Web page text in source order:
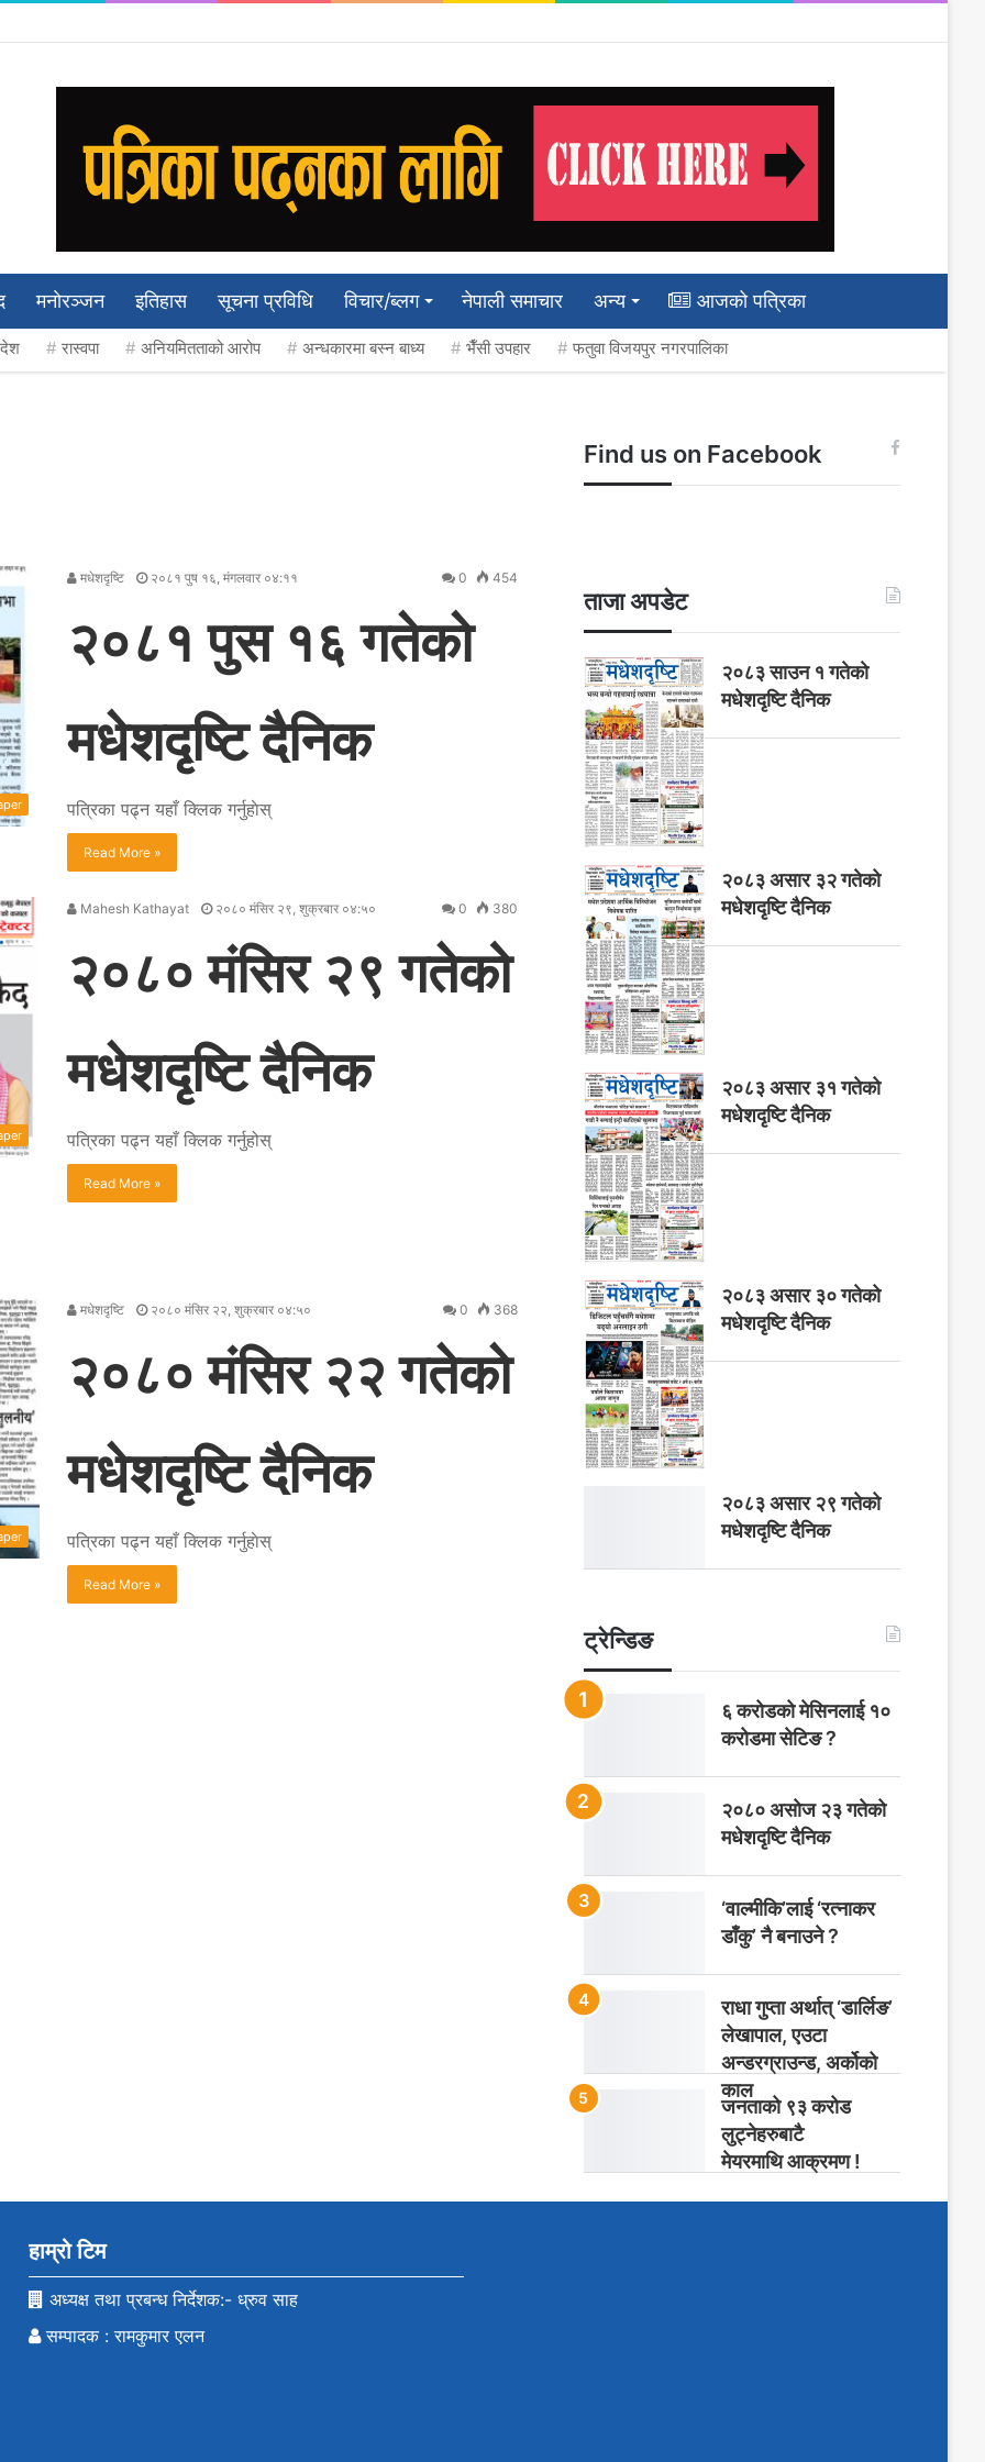
मनाेरञ्जन इतिहास सूचना प्रविधि विचार/ब्लग नेपाली समाचार अन्य आजको पत्रिका
रास्वपा अनियमितताको आरोप अन्धकारमा बस्न बाध्य भैँसी उपहार फतुवा विजयपुर नगरपालिका
मधेशदृष्टि २०८१ पुष १६, मंगलवार ०४:११ 0 454
२०८१ पुस १६ गतेकाे
मधेशदृष्टि दैनिक
पत्रिका पढ्न यहाँ क्लिक गर्नुहाेस्
Read More »
Mahesh Kathayat २०८० मंसिर २९, शुक्रबार ०४:५० 0 380
२०८० मंसिर २९ गतेको
मधेशदृष्टि दैनिक
पत्रिका पढ्न यहाँ क्लिक गर्नुहोस्
Read More »
मधेशदृष्टि २०८० मंसिर २२, शुक्रबार ०४:५० 0 368
२०८० मंसिर २२ गतेकाे
मधेशदृष्टि दैनिक
पत्रिका पढ्न यहाँ क्लिक गर्नुहाेस्
Read More »
Find us on Facebook
ताजा अपडेट
२०८३ साउन १ गतेकाे
मधेशदृष्टि दैनिक
२०८३ असार ३२ गतेको
मधेशदृष्टि दैनिक
२०८३ असार ३१ गतेको
मधेशदृष्टि दैनिक
२०८३ असार ३० गतेको
मधेशदृष्टि दैनिक
२०८३ असार २९ गतेको
मधेशदृष्टि दैनिक
ट्रेन्डिङ
६ करोडको मेसिनलाई १०
करोडमा सेटिङ ?
२०८० असोज २३ गतेको
मधेशदृष्टि दैनिक
‘वाल्मीकि’लाई ‘रत्नाकर
डाँकु’ नै बनाउने ?
राधा गुप्ता अर्थात् ‘डार्लिङ’
लेखापाल, एउटा
अन्डरग्राउन्ड, अर्कोको
काल
जनताको ९३ करोड
लुट्नेहरुबाटै
मेयरमाथि आक्रमण !
हाम्रो टिम
अध्यक्ष तथा प्रबन्ध निर्देशक:- ध्रुव साह
सम्पादक : रामकुमार एलन